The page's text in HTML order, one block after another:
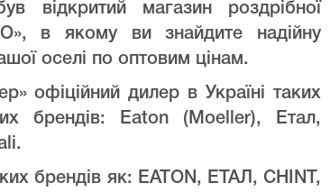
відкритий магазин роздрібної
в якому ви знайдите надійну
оселі по оптовим цінам.
офіційний дилер в Україні таких
брендів: Eaton (Moeller), Етал,
брендів як: EATON, ЕТАЛ, CHINT,